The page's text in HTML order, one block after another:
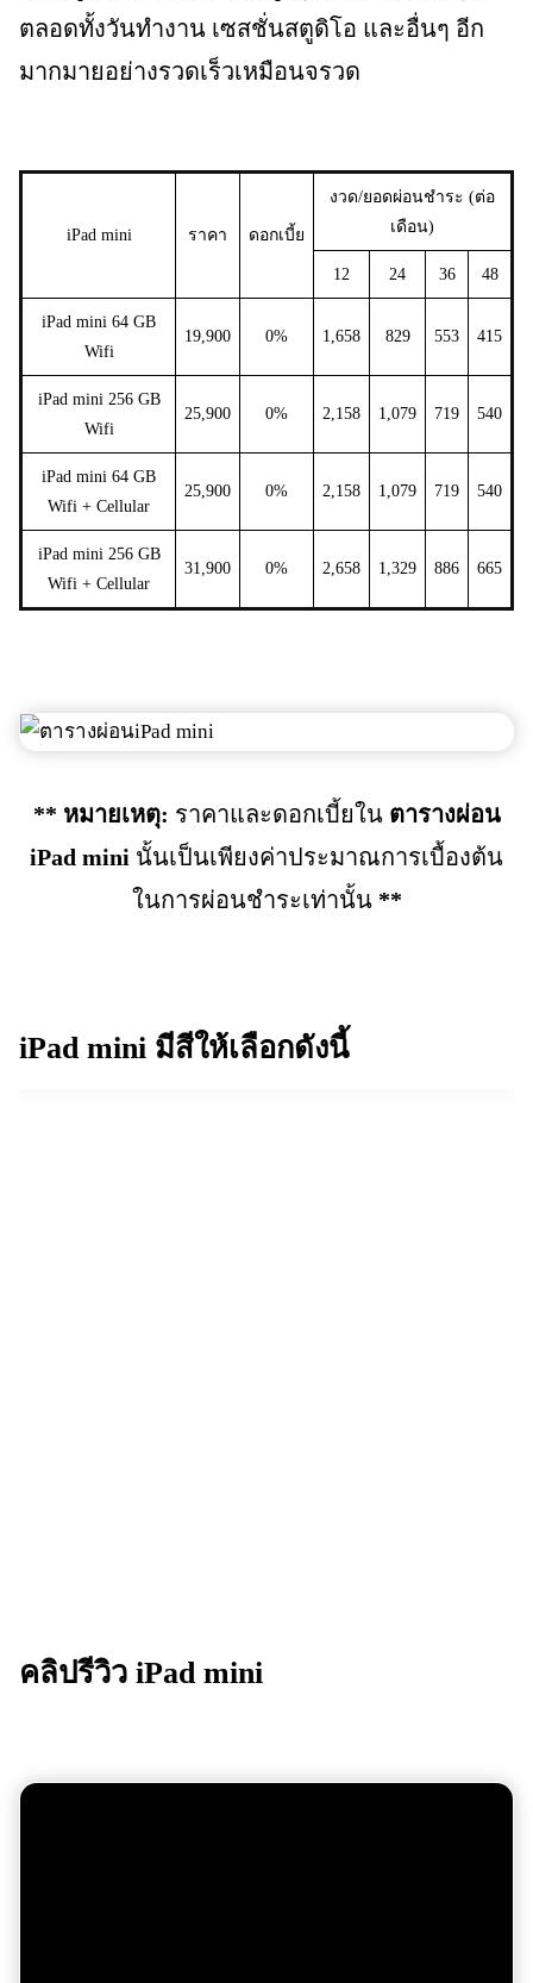
ตลอดทั้งวันทำงาน เซสชั่นสตูดิโอ และอื่นๆ อีก
มากมายอย่างรวดเร็วเหมือนจรวด
iPad mini ราคา ดอกเบี้ย
งวด/ยอดผ่อนชำระ (ต่อ
เดือน)
12 24 36 48
iPad mini 64 GB
Wifi
19,900 0% 1,658 829 553 415
iPad mini 256 GB
Wifi
25,900 0% 2,158 1,079 719 540
iPad mini 64 GB
Wifi + Cellular
25,900 0% 2,158 1,079 719 540
iPad mini 256 GB
Wifi + Cellular
31,900 0% 2,658 1,329 886 665
** หมายเหตุ: ราคาและดอกเบี้ยใน ตารางผ่อน
iPad mini นั้นเป็นเพียงค่าประมาณการเบื้องต้น
ในการผ่อนชำระเท่านั้น **
iPad mini มีสีให้เลือกดังนี้
คลิปรีวิว iPad mini